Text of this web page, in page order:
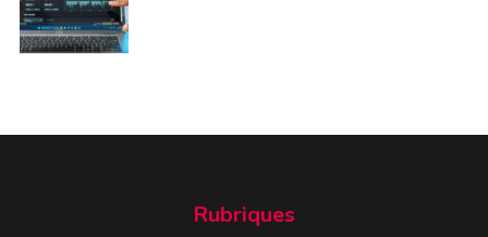
Rubriques